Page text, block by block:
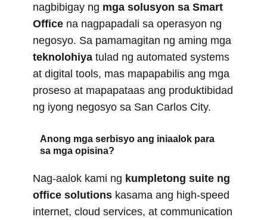
nagbibigay ng mga solusyon sa Smart
Office na nagpapadali sa operasyon ng
negosyo. Sa pamamagitan ng aming mga
teknolohiya tulad ng automated systems
at digital tools, mas mapapabilis ang mga
proseso at mapapataas ang produktibidad
ng iyong negosyo sa San Carlos City.
Anong mga serbisyo ang iniaalok para
sa mga opisina?
Nag-aalok kami ng kumpletong suite ng
office solutions kasama ang high-speed
internet, cloud services, at communication